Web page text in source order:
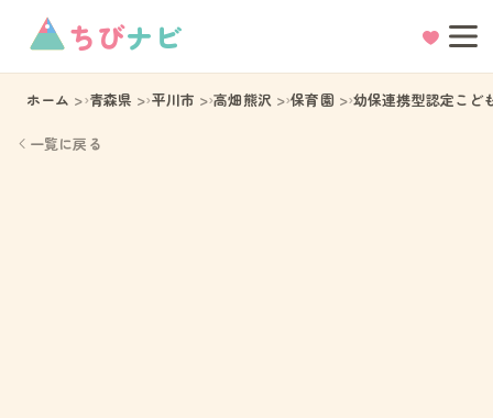
ちびナビ
ホーム 青森県 平川市 高畑熊沢 保育園 幼保連携型認定こど
一覧に戻る